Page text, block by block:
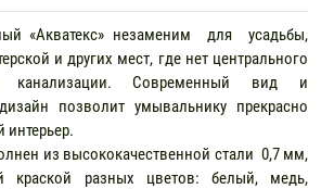
«Акватекс» незаменим для усадьбы,
и других мест, где нет центрального
канализации. Современный вид и
позволит умывальнику прекрасно
интерьер.
из высококачественной стали 0,7 мм,
краской разных цветов: белый, медь,